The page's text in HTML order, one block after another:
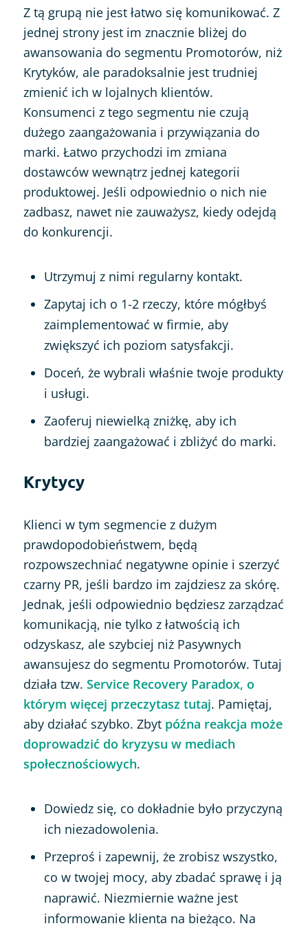
Z tą grupą nie jest łatwo się komunikować. Z
jednej strony jest im znacznie bliżej do
awansowania do segmentu Promotorów, niż
Krytyków, ale paradoksalnie jest trudniej
zmienić ich w lojalnych klientów.
Konsumenci z tego segmentu nie czują
dużego zaangażowania i przywiązania do
marki. Łatwo przychodzi im zmiana
dostawców wewnątrz jednej kategorii
produktowej. Jeśli odpowiednio o nich nie
zadbasz, nawet nie zauważysz, kiedy odejdą
do konkurencji.
Utrzymuj z nimi regularny kontakt.
Zapytaj ich o 1-2 rzeczy, które mógłbyś
zaimplementować w firmie, aby
zwiększyć ich poziom satysfakcji.
Doceń, że wybrali właśnie twoje produkty
i usługi.
Zaoferuj niewielką zniżkę, aby ich
bardziej zaangażować i zbliżyć do marki.
Krytycy
Klienci w tym segmencie z dużym
prawdopodobieństwem, będą
rozpowszechniać negatywne opinie i szerzyć
czarny PR, jeśli bardzo im zajdziesz za skórę.
Jednak, jeśli odpowiednio będziesz zarządzać
komunikacją, nie tylko z łatwością ich
odzyskasz, ale szybciej niż Pasywnych
awansujesz do segmentu Promotorów. Tutaj
działa tzw. Service Recovery Paradox, o
którym więcej przeczytasz tutaj. Pamiętaj,
aby działać szybko. Zbyt późna reakcja może
doprowadzić do kryzysu w mediach
społecznościowych.
Dowiedz się, co dokładnie było przyczyną
ich niezadowolenia.
Przeproś i zapewnij, że zrobisz wszystko,
co w twojej mocy, aby zbadać sprawę i ją
naprawić. Niezmiernie ważne jest
informowanie klienta na bieżąco. Na